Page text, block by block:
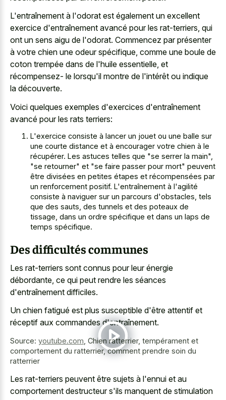
L'entraînement à l'odorat est également un excellent
exercice d'entraînement avancé pour les rat-terriers, qui
ont un sens aigu de l'odorat. Commencez par présenter
à votre chien une odeur spécifique, comme une boule de
coton trempée dans de l'huile essentielle, et
récompensez- le lorsqu'il montre de l'intérêt ou indique
la découverte.
Voici quelques exemples d'exercices d'entraînement
avancé pour les rats terriers:
L'exercice consiste à lancer un jouet ou une balle sur
une courte distance et à encourager votre chien à le
récupérer. Les astuces telles que "se serrer la main",
"se retourner" et "se faire passer pour mort" peuvent
être divisées en petites étapes et récompensées par
un renforcement positif. L'entraînement à l'agilité
consiste à naviguer sur un parcours d'obstacles, tels
que des sauts, des tunnels et des poteaux de
tissage, dans un ordre spécifique et dans un laps de
temps spécifique.
Des difficultés communes
Les rat-terriers sont connus pour leur énergie
débordante, ce qui peut rendre les séances
d'entraînement difficiles.
Un chien fatigué est plus susceptible d'être attentif et
réceptif aux commandes d'entraînement.
Source: youtube.com Chien ratterrier, tempérament et
comportement du ratterrier, comment prendre soin du
ratterrier
Les rat-terriers peuvent être sujets à l'ennui et au
comportement destructeur s'ils manquent de stimulation